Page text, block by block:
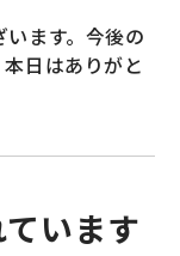
ます。今後の
日はありがと
います